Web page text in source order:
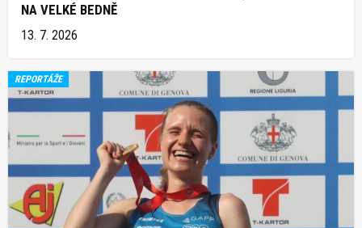
NA VELKÉ BEDNĚ
13. 7. 2026
REPORTÁŽE